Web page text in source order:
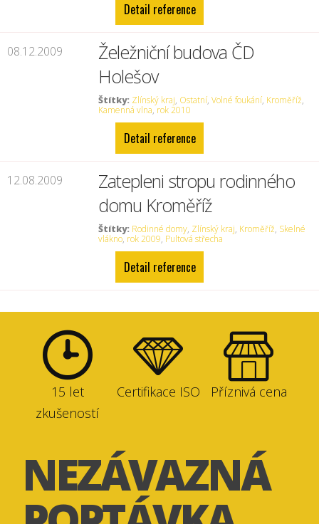
Detail reference
08.12.2009
Želežniční budova ČD
Holešov
Štítky: Zlínský kraj, Ostatní,Volné foukání, Kroměříž,
Kamenná vlna, rok 2010
Detail reference
12.08.2009
Zatepleni stropu rodinného
domu Kroměříž
Štítky: Rodinné domy, Zlínský kraj, Kroměříž, Skelné
vlákno, rok 2009, Pultová střecha
Detail reference
15 let
zkušeností
Certifikace ISO Příznivá cena
NEZÁVAZNÁ